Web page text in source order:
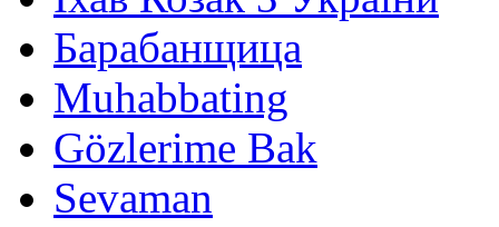
Барабанщица
Muhabbating
Gözlerime Bak
Sevaman